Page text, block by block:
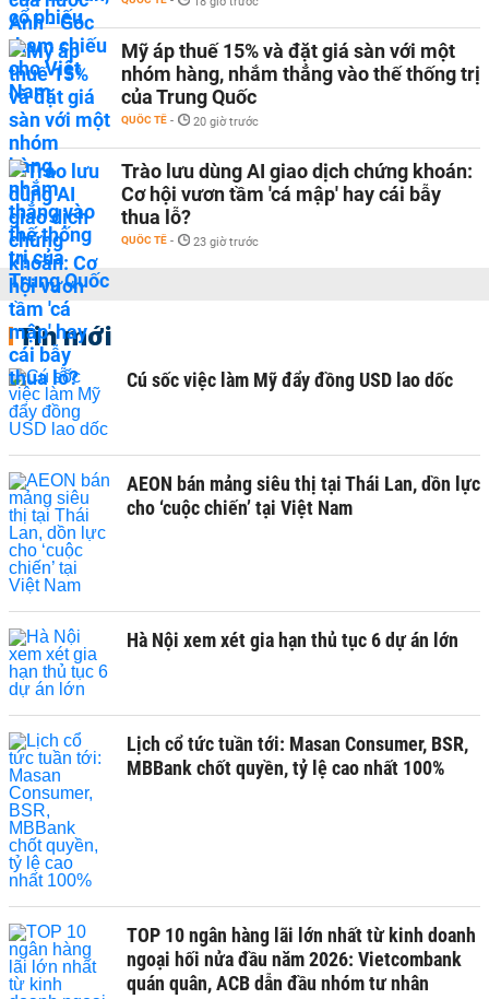
Mỹ áp thuế 15% và đặt giá sàn với một
nhóm hàng, nhắm thẳng vào thế thống trị
của Trung Quốc
QUỐC TẾ - 20 giờ trước
Trào lưu dùng AI giao dịch chứng khoán:
Cơ hội vươn tầm 'cá mập' hay cái bẫy
thua lỗ?
QUỐC TẾ - 23 giờ trước
Tin mới
Cú sốc việc làm Mỹ đẩy đồng USD lao dốc
AEON bán mảng siêu thị tại Thái Lan, dồn lực
cho ‘cuộc chiến’ tại Việt Nam
Hà Nội xem xét gia hạn thủ tục 6 dự án lớn
Lịch cổ tức tuần tới: Masan Consumer, BSR,
MBBank chốt quyền, tỷ lệ cao nhất 100%
TOP 10 ngân hàng lãi lớn nhất từ kinh doanh
ngoại hối nửa đầu năm 2026: Vietcombank
quán quân, ACB dẫn đầu nhóm tư nhân